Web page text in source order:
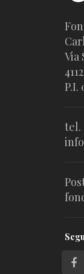
Via
P.I.
tel.